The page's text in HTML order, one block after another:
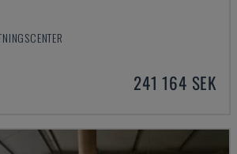
241 164 SEK